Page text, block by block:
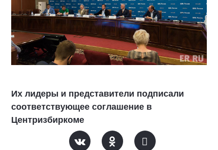
Их лидеры и представители подписали
соответствующее соглашение в
Центризбиркоме